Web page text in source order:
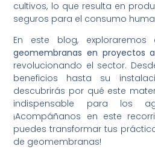
cultivos, lo que resulta en
seguros para el consumo
En este blog,
geomembranas en proyectos
revolucionando el sector.
beneficios hasta su
descubrirás por qué este
indispensable para los
¡Acompáñanos en este
puedes transformar tus
de geomembranas!